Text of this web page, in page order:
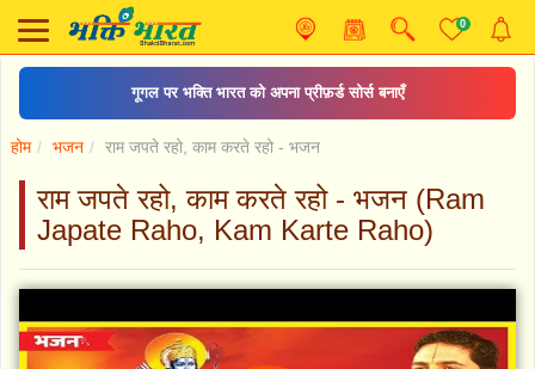
0
गूगल पर भक्ति भारत को अपना प्रीफ़र्ड सोर्स बनाएँ
होम भजन राम जपते रहो, काम करते रहो - भजन
राम जपते रहो, काम करते रहो - भजन (Ram
Japate Raho, Kam Karte Raho)